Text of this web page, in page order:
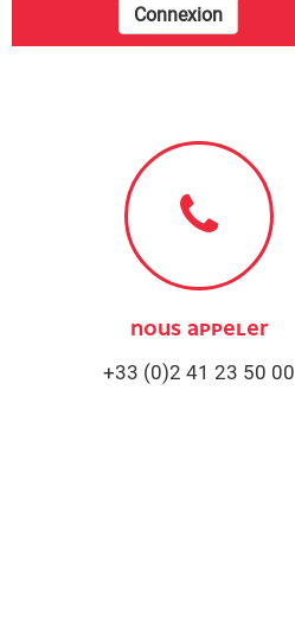
+33 (0)2 41 23 50 00
NOUS APPELER